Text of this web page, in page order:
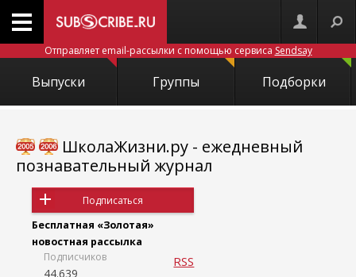
Отправляет email-рассылки с помощью сервиса Sendsay
Выпуски Группы Подборки
ШколаЖизни.ру - ежедневный
познавательный журнал
Подписаться
Бесплатная «Золотая»
новостная рассылка
Подписчиков
44.639
RSS